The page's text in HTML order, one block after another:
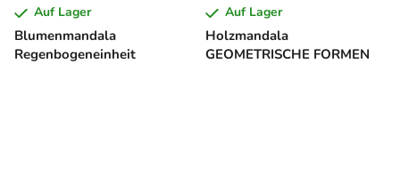
Blumenmandala
Regenbogeneinheit
Auf Lager
Holzmandala
GEOMETRISCHE FORMEN
Auf Lager